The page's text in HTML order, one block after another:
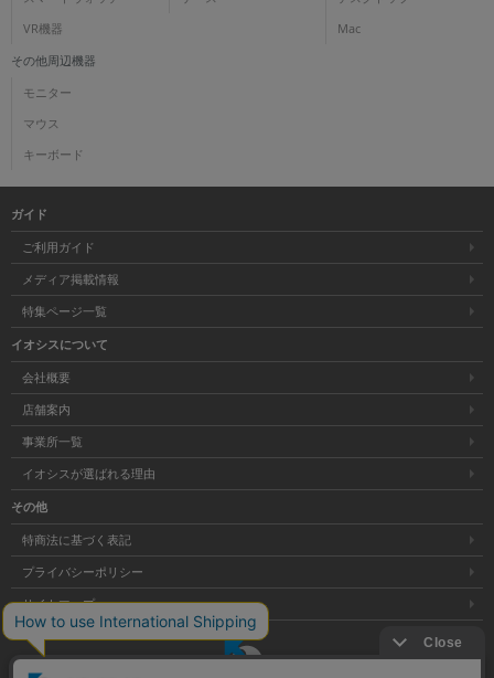
VR機器 Mac
その他周辺機器
モニター
マウス
キーボード
ガイド
ご利用ガイド
メディア掲載情報
特集ページ一覧
イオシスについて
会社概要
店舗案内
事業所一覧
イオシスが選ばれる理由
その他
特商法に基づく表記
プライバシーポリシー
サイトマップ